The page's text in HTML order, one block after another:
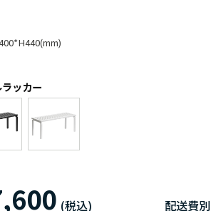
ッカー
(税込) 配送費別